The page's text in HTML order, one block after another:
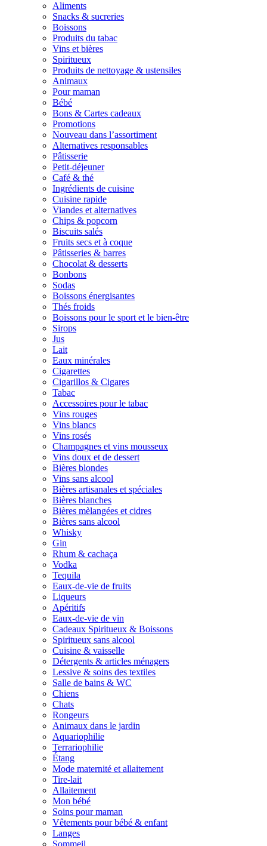
Aliments
Snacks & sucreries
Boissons
Produits du tabac
Vins et bières
Spiritueux
Produits de nettoyage & ustensiles
Animaux
Pour maman
Bébé
Bons & Cartes cadeaux
Promotions
Nouveau dans l’assortiment
Alternatives responsables
Pâtisserie
Petit-déjeuner
Café & thé
Ingrédients de cuisine
Cuisine rapide
Viandes et alternatives
Chips & popcorn
Biscuits salés
Fruits secs et à coque
Pâtisseries & barres
Chocolat & desserts
Bonbons
Sodas
Boissons énergisantes
Thés froids
Boissons pour le sport et le bien-être
Sirops
Jus
Lait
Eaux minérales
Cigarettes
Cigarillos & Cigares
Tabac
Accessoires pour le tabac
Vins rouges
Vins blancs
Vins rosés
Champagnes et vins mousseux
Vins doux et de dessert
Bières blondes
Vins sans alcool
Bières artisanales et spéciales
Bières blanches
Bières mèlangées et cidres
Bières sans alcool
Whisky
Gin
Rhum & cachaça
Vodka
Tequila
Eaux-de-vie de fruits
Liqueurs
Apéritifs
Eaux-de-vie de vin
Cadeaux Spiritueux & Boissons
Spiritueux sans alcool
Cuisine & vaisselle
Détergents & articles ménagers
Lessive & soins des textiles
Salle de bains & WC
Chiens
Chats
Rongeurs
Animaux dans le jardin
Aquariophilie
Terrariophilie
Étang
Mode maternité et allaitement
Tire-lait
Allaitement
Mon bébé
Soins pour maman
Vêtements pour bébé & enfant
Langes
Sommeil